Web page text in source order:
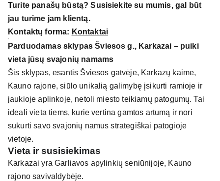
Turite panašų būstą? Susisiekite su mumis, gal būt
jau turime jam klientą.
Kontaktų forma: Kontaktai
Parduodamas sklypas Šviesos g., Karkazai – puiki
vieta jūsų svajonių namams
Šis sklypas, esantis Šviesos gatvėje, Karkazų kaime,
Kauno rajone, siūlo unikalią galimybę įsikurti ramioje ir
jaukioje aplinkoje, netoli miesto teikiamų patogumų. Tai
ideali vieta tiems, kurie vertina gamtos artumą ir nori
sukurti savo svajonių namus strategiškai patogioje
vietoje.
Vieta ir susisiekimas
Karkazai yra Garliavos apylinkių seniūnijoje, Kauno
rajono savivaldybėje.